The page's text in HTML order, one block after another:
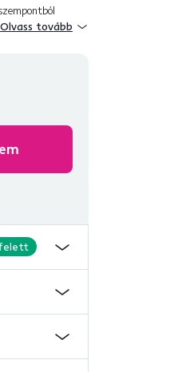
ami egy
Olvass tovább
felett